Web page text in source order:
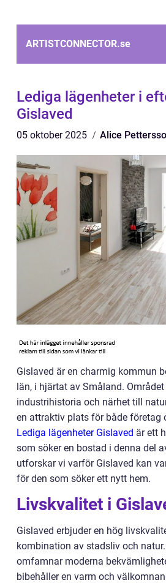
ARTISTCONNECTOR.se
Lediga lägenheter i
Gislaved
05 oktober 2025 Alice
Gislaved är en charmig kommun
län, i hjärtat av Småland.
industrihistoria och närhet till
en attraktiv plats för både företag
Lediga lägenheter Gislaved är ett
som söker en bostad i denna del
utforskar vi varför Gislaved kan
för den som söker ett nytt hem.
Livskvalitet i
Gislaved erbjuder en hög
kombination av stadsliv och
omfamnar moderna
bibehåller en varm och